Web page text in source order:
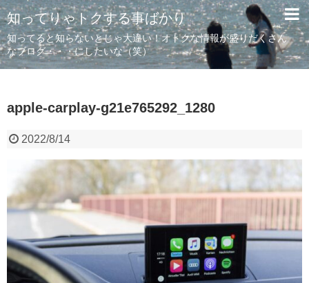
知ってりゃトクする事ばかり
知ってると知らないとじゃ大違い！オトクな情報が盛りだくさん
なブログ・・・にしたいな（笑）
apple-carplay-g21e765292_1280
2022/8/14